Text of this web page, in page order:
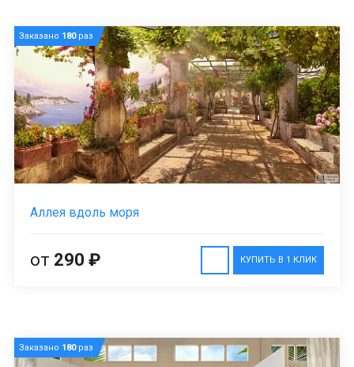
Заказано 180раз
Аллея вдоль моря
КУПИТЬ В 1 КЛИК
от 290 ₽
Заказано 180раз